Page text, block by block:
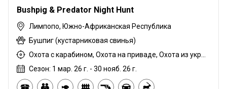
Bushpig & Predator Night Hunt
Лимпопо, Южно-Африканская Республика
Бушпиг (кустарниковая свинья)
Сезон: 1 мар. 26 г. - 30 нояб. 26 г.